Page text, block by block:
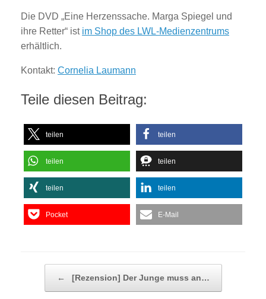
Die DVD „Eine Herzenssache. Marga Spiegel und
ihre Retter“ ist im Shop des LWL-Medienzentrums
erhältlich.
Kontakt: Cornelia Laumann
Teile diesen Beitrag:
teilen teilen
teilen teilen
teilen teilen
Pocket E-Mail
← [Rezension] Der Junge muss an…